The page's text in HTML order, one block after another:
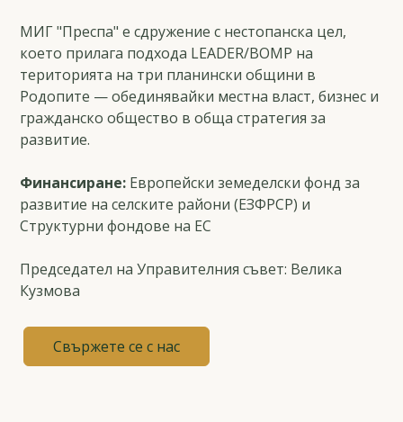
МИГ "Преспа" е сдружение с нестопанска цел,
което прилага подхода LEADER/ВОМР на
територията на три планински общини в
Родопите — обединявайки местна власт, бизнес и
гражданско общество в обща стратегия за
развитие.
Финансиране: Европейски земеделски фонд за
развитие на селските райони (ЕЗФРСР) и
Структурни фондове на ЕС
Председател на Управителния съвет: Велика
Кузмова
Свържете се с нас